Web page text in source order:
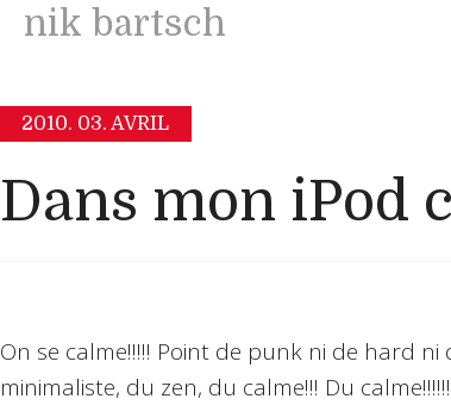
nik bartsch
2010. 03. AVRIL
Dans mon iPod
On se calme!!!!! Point de punk ni de hard
minimaliste, du zen, du calme!!! Du